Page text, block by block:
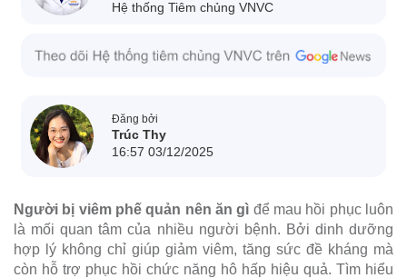
Hệ thống Tiêm chủng VNVC
Đăng bởi
Trúc Thy
16:57 03/12/2025
Người bị viêm phế quản nên ăn gì để mau hồi phục luôn
là mối quan tâm của nhiều người bệnh. Bởi dinh dưỡng
hợp lý không chỉ giúp giảm viêm, tăng sức đề kháng mà
còn hỗ trợ phục hồi chức năng hô hấp hiệu quả. Tìm hiểu